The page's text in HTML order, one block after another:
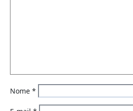
Nome *